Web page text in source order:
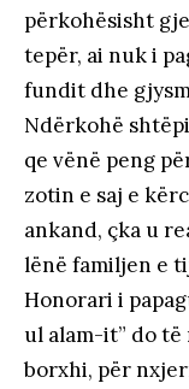
përkohësisht
tepër, ai nuk i
fundit dhe
Ndërkohë
qe vënë peng
zotin e saj e
ankand, çka u
lënë familjen e
Honorari i
ul alam-it” do
borxhi, për